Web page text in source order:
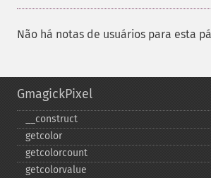
Não há notas de usuários para esta
GmagickPixel
_​_​construct
getcolor
getcolorcount
getcolorvalue